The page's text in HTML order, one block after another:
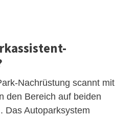
Nachrüstung scannt mit
den Bereich auf beiden
Das Autoparksystem